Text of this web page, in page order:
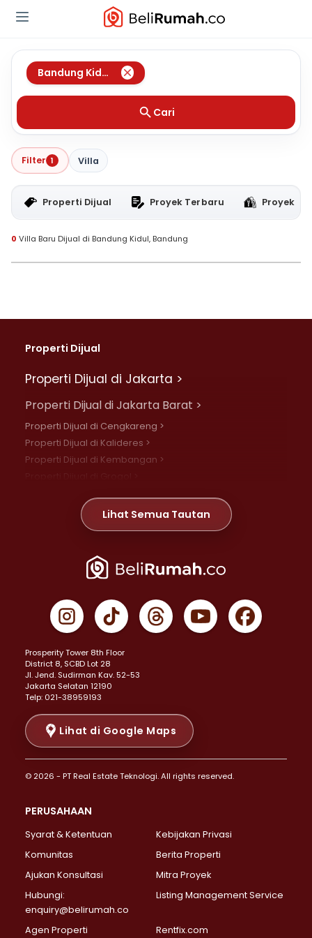
Bandung Kidul Bandung
Cari
Filter 1 Villa
Properti Dijual Proyek Terbaru Proyek
0 Villa Baru Dijual di Bandung Kidul, Bandung
Properti Dijual
Properti Dijual di Jakarta >
Properti Dijual di Jakarta Barat >
Properti Dijual di Cengkareng >
Properti Dijual di Kalideres >
Properti Dijual di Kembangan >
Properti Dijual di Meruya >
Properti Dijual di Jelambar >
Properti Dijual di Jakarta Pusat >
Properti Dijual di Gambir >
Properti Dijual di Johar Baru >
Properti Dijual di Menteng >
Properti Dijual di Senen >
Properti Dijual di Tanah Abang >
Properti Dijual di Cikini >
Properti Dijual di Kramat >
Properti Dijual di Pasar Baru >
Properti Dijual di Bendungan Hilir >
Properti Dijual di Jakarta Selatan >
Properti Dijual di Lebak Bulus >
Properti Dijual di Gandaria Selatan >
Properti Dijual di Pondok Labu >
Properti Dijual di Lenteng Agung >
Properti Dijual di Senayan >
Properti Dijual di Pondok Pinang >
Lihat Semua Tautan
Prosperity Tower 8th Floor
District 8, SCBD Lot 28
JI. Jend. Sudirman Kav. 52-53
Jakarta Selatan 12190
Telp: 021-38959193
Lihat di Google Maps
© 2026 - PT Real Estate Teknologi. All rights reserved.
PERUSAHAAN
Syarat & Ketentuan
Kebijakan Privasi
Komunitas
Berita Properti
Ajukan Konsultasi
Mitra Proyek
Hubungi:
enquiry@belirumah.co
Listing Management Service
Agen Properti Rentfix.com